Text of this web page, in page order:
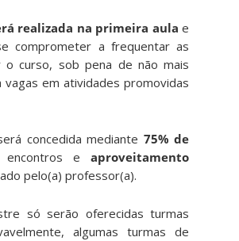
realizada na primeira aula e
comprometer a frequentar as
o curso, sob pena de não mais
em atividades promovidas
concedida mediante 75% de
encontros eaproveitamento
pelo(a) professor(a).
só serão oferecidas turmas
algumas turmas de